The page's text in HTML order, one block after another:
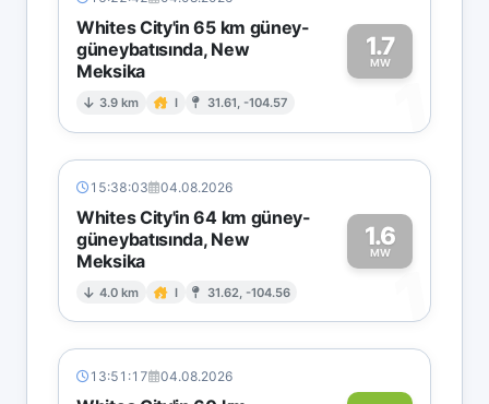
Whites City'in 65 km güney-
güneybatısında, New
Meksika
3.9 km I 31.61, -104.57
1.7
MW
1
15:38:03 04.08.2026
Whites City'in 64 km güney-
güneybatısında, New
Meksika
4.0 km I 31.62, -104.56
1.6
MW
1
13:51:17 04.08.2026